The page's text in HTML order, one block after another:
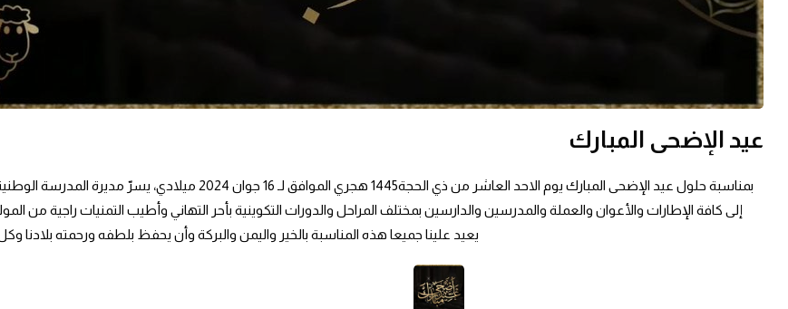
عيد الإضحى المبارك
يعيد علينا جميعا هذه المناسبة بالخير واليمن والبركة وأن يحفظ بلطفه ورحمته بلادنا